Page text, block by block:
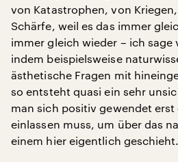
von Katastrophen, von
Schärfe, weil es das immer
immer gleich wieder – ich
indem beispielsweise
ästhetische Fragen mit
so entsteht quasi ein sehr
man sich positiv gewendet erst
einlassen muss, um über das
einem hier eigentlich geschieht.